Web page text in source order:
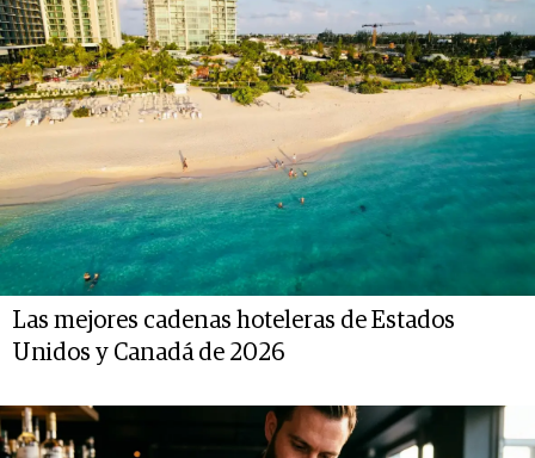
Las mejores cadenas hoteleras de Estados
Unidos y Canadá de 2026